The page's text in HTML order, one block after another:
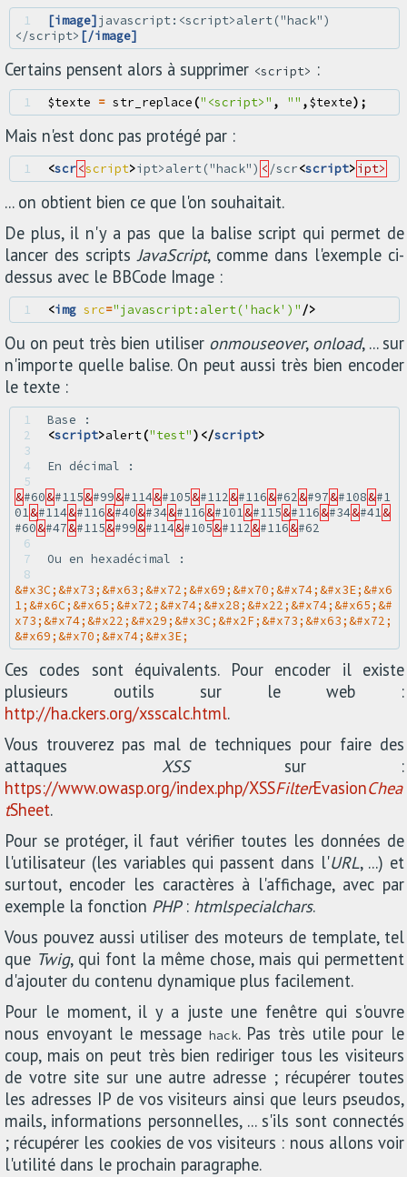
1 [image]javascript:<script>alert("hack")
</script> [/image]
Certains pensent alors à supprimer <script> :
1 $texte = str_replace("<script>" , "" ,$texte);
Mais n'est donc pas protégé par :
1 <scr<script>ipt>alert("hack") < /scr<script>ipt>
... on obtient bien ce que l'on souhaitait.
De plus, il n'y a pas que la balise script qui permet de
lancer des scriptsJavaScript, comme dans l'exemple ci-
dessus avec le BBCode Image :
1 <img src="javascript:alert('hack')" />
Ou on peut très bien utiliser onmouseover, onload, ... sur
n'importe quelle balise. On peut aussi très bien encoder
le texte :
1
2
<script>alert("test")</script>
3
4
&#60&#115&#99&#114&#105&#112&#116&#62&#97&#108&#1
01&#114&#116&#40&#34&#116&#101&#115&#116&#34&#41&
#60&#47&#115&#99&#114&#105&#112&#116&
6
7
&#x3C;&#x73;&#x63;&#x72;&#x69;&#x70;&#x74;&#x3E;&#x6
1;&#x6C;&#x65;&#x72;&#x74;&#x28;&#x22;&#x74;&#x65;&#
x73;&#x74;&#x22;&#x29;&#x3C;&#x2F;&#x73;&#x63;&#x72;
&#x69;&#x70;&#x74;&#x3E;
Ces codes sont équivalents. Pour encoder il existe
plusieurs outils sur le web :
http://ha.ckers.org/xsscalc.html.
Vous trouverez pas mal de techniques pour faire des
attaques XSSsur :
https://www.owasp.org/index.php/XSSFilterEvasionChea
tSheet.
Pour se protéger, il faut vérifier toutes les données de
l'utilisateur (les variables qui passent dans l'URL, ...) et
surtout, encoder les caractères à l'affichage, avec par
exemple la fonction PHP: htmlspecialchars.
Vous pouvez aussi utiliser des moteurs de template, tel
que Twig, qui font la même chose, mais qui permettent
d'ajouter du contenu dynamique plus facilement.
Pour le moment, il y a juste une fenêtre qui s'ouvre
nous envoyant le message hack. Pas très utile pour le
coup, mais on peut très bien rediriger tous les visiteurs
de votre site sur une autre adresse ; récupérer toutes
les adresses IP de vos visiteurs ainsi que leurs pseudos,
mails, informations personnelles, ... s'ils sont connectés
; récupérer les cookies de vos visiteurs : nous allons voir
l'utilité dans le prochain paragraphe.